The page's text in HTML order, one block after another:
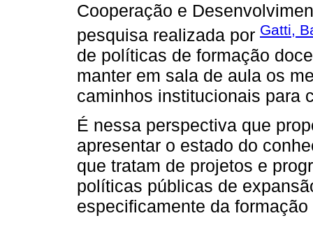
Cooperação e
pesquisa realizada por Gatti,
de políticas de formação
manter em sala de aula os
caminhos institucionais para
É nessa perspectiva que
apresentar o estado do
que tratam de projetos e
políticas públicas de
especificamente da